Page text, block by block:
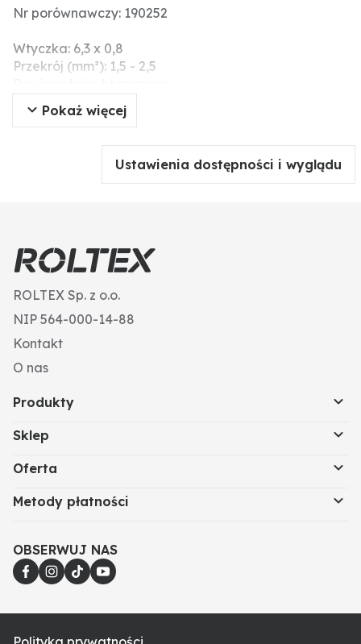
Nr porównawczy: 190252
Wtyczka: 6,3 x 0,8
Przekrój (mm²): 1,5 - 2,5
Materiał: mosiądz
Długość (mm): 19,2
mosiądz, 6,3 mm, do kabli 1,5 - 2,5 mm²
Pokaż więcej
Ustawienia dostępności i wyglądu
ROLTEX Sp. z o.o.
NIP 564-000-14-88
Kontakt
O nas
Produkty
Sklep
Oferta
Metody płatności
OBSERWUJ NAS